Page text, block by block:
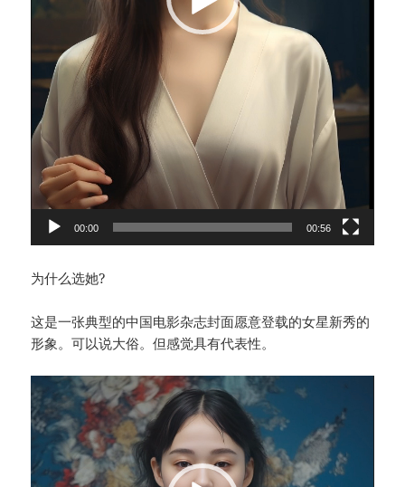
00:00 00:56
为什么选她?
这是一张典型的中国电影杂志封面愿意登载的女星新秀的
形象。可以说大俗。但感觉具有代表性。
视
频
播
器